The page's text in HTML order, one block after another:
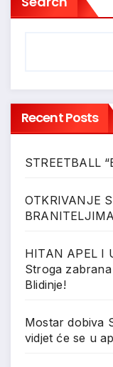
Recent Posts
STREETBALL
OTKRIVANJE
HITAN APEL I
Stroga
Blidinje!
Mostar dobiva
vidjet će se u